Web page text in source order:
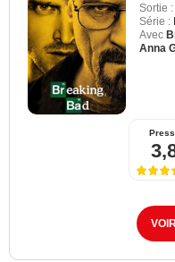
Sortie :
Série :
Avec
Anna